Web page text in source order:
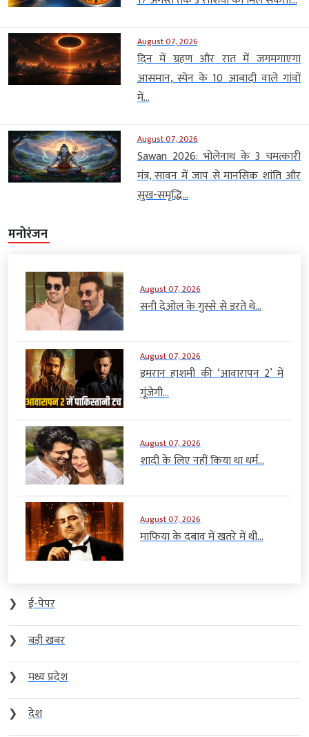
August 07, 2026
दिन में ग्रहण और रात में जगमगाएगा
आसमान, स्पेन के 10 आबादी वाले गांवों
में...
August 07, 2026
Sawan 2026: भोलेनाथ के 3 चमत्कारी
मंत्र, सावन में जाप से मानसिक शांति और
सुख-समृद्धि...
मनोरंजन
August 07, 2026
सनी देओल के गुस्से से डरते थे...
August 07, 2026
इमरान हाशमी की ‘आवारापन 2’ में
गूंजेगी...
August 07, 2026
शादी के लिए नहीं किया था धर्म...
August 07, 2026
माफिया के दबाव में खतरे में थी...
❯
ई-पेपर
❯
बड़ी खबर
❯
मध्य प्रदेश
❯
देश